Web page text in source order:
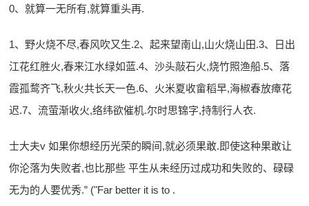
0、就算一无所有,就算重头再.
1、野火烧不尽,春风吹又生.2、起来望南山,山火烧山田.3、日出
江花红胜火,春来江水绿如蓝.4、沙头敲石火,烧竹照渔船.5、落
霞孤鹜齐飞,秋火共长天一色.6、火米夏收畲稻早,海椒春放瘴花
迟.7、流萤渐收火,络纬欲催机.尔时思锦字,持制行人衣.
士大夫v 如果你想经历光荣的瞬间,就必须果敢.即使这种果敢让
你沦落为失败者,也比那些 平生从未经历过成功和失败的、碌碌
无为的人要优秀.” ("Far better it is to .